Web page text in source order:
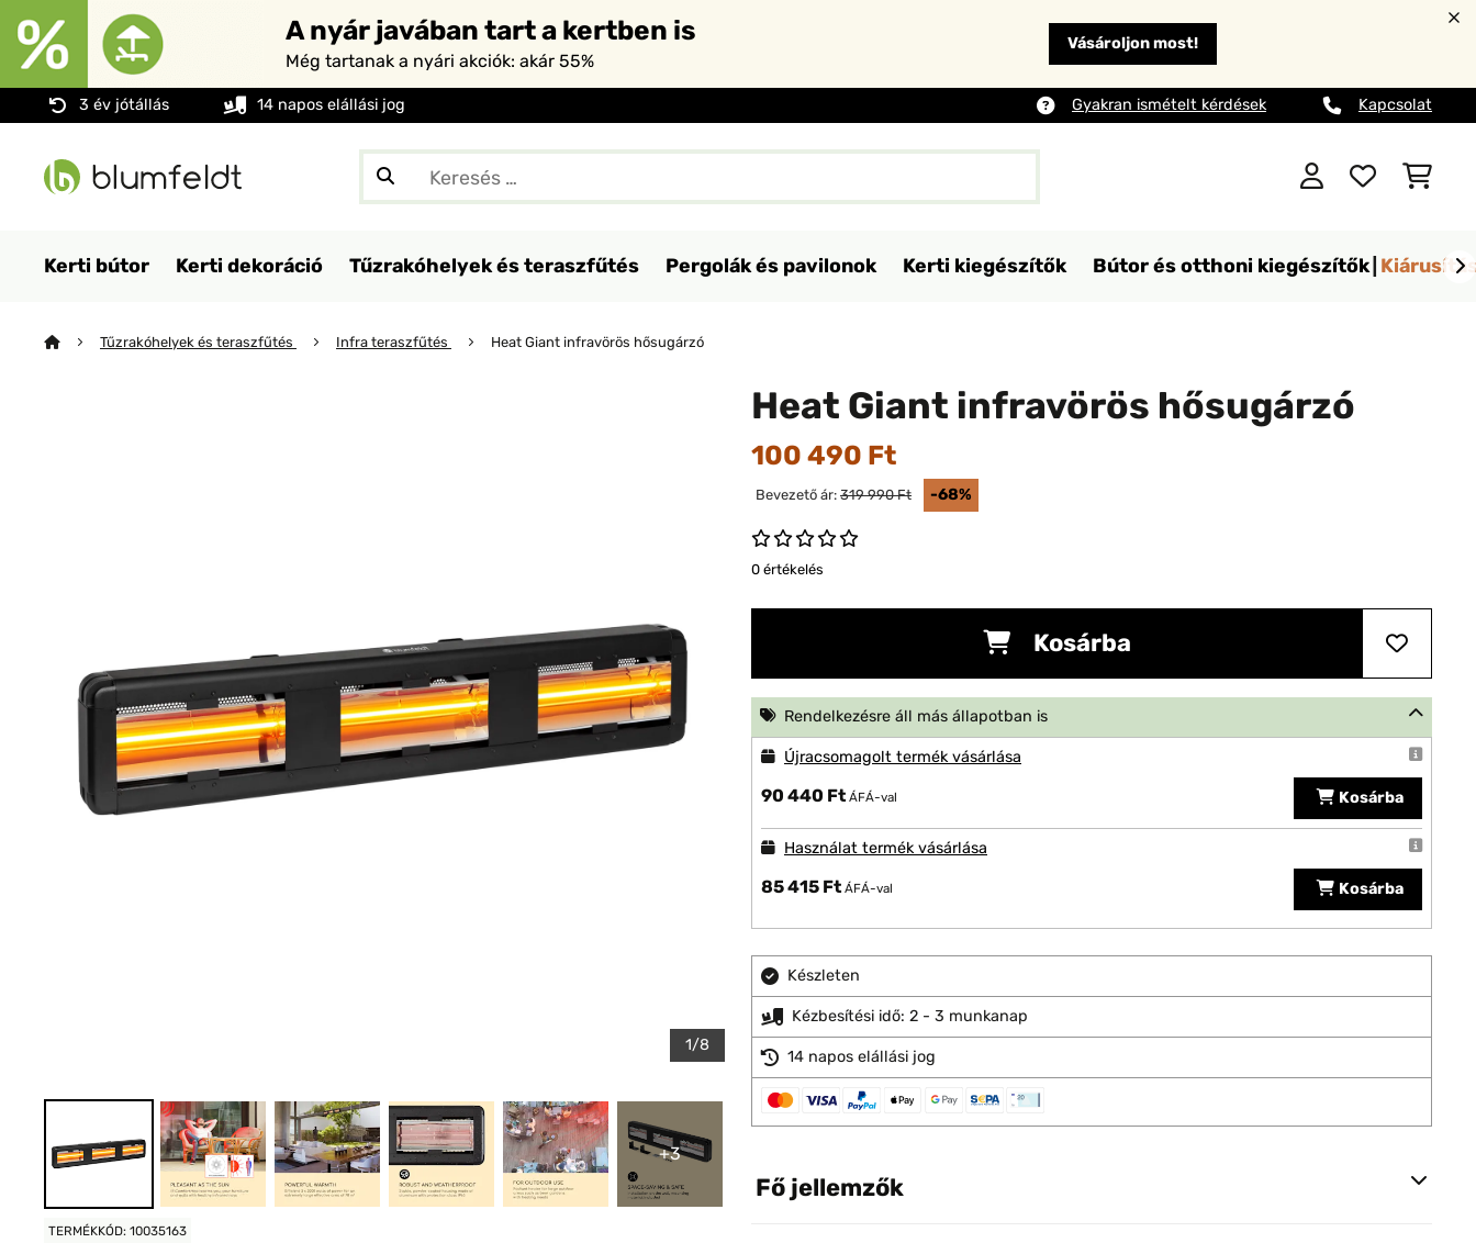
A nyár javában tart a kertben is
Még tartanak a nyári akciók: akár 55%
Vásároljon most!
3 év jótállás 14 napos elállási jog Gyakran ismételt kérdések Kapcsolat
Kerti bútor Kerti dekoráció Tűzrakóhelyek és teraszfűtés Pergolák és pavilonok Kerti kiegészítők Bútor és otthoni kiegészítők
Tűzrakóhelyek és teraszfűtés Infra teraszfűtés Heat Giant infravörös hősugárzó
1/8
+3
TERMÉKKÓD: 10035163
Heat Giant infravörös hősugárzó
100 490 Ft
Bevezető ár: 319 990 Ft -68%
0 értékelés
Kosárba
Rendelkezésre áll más állapotban is
Újracsomagolt termék vásárlása
90 440 Ft ÁFÁ-val Kosárba
Használat termék vásárlása
85 415 Ft ÁFÁ-val Kosárba
Készleten
Kézbesítési idő: 2 - 3 munkanap
14 napos elállási jog
Fő jellemzők